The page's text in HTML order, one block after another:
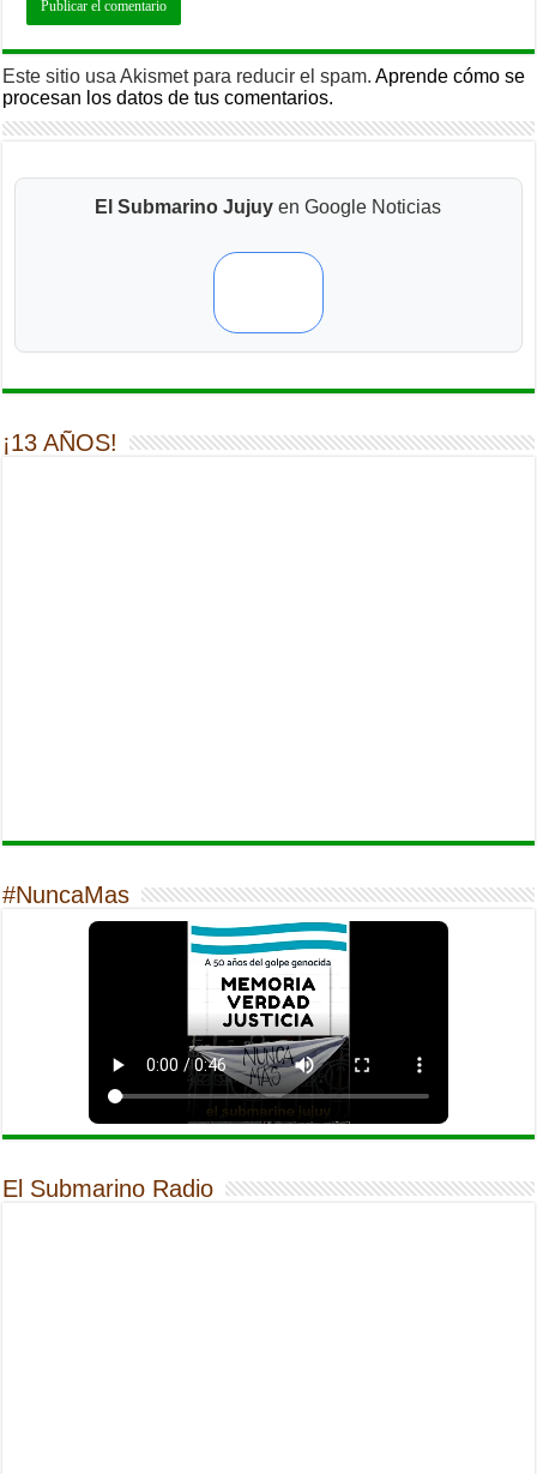
Este sitio usa Akismet para reducir el spam.Aprende cómo se
procesan los datos de tus comentarios.
El Submarino Jujuy en Google Noticias
¡13 AÑOS!
#NuncaMas
El Submarino Radio